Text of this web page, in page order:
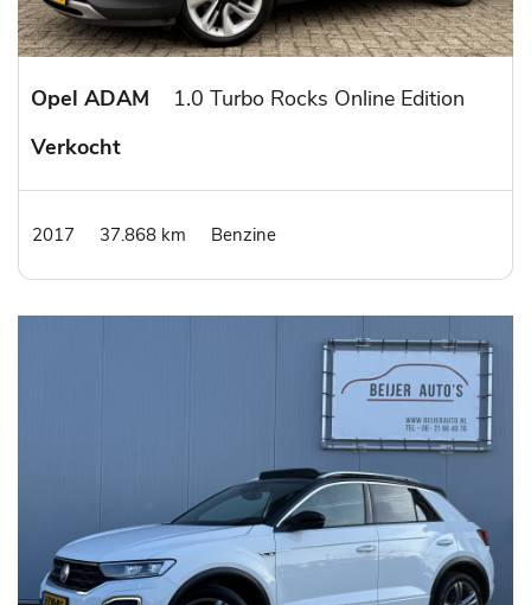
Opel ADAM
1.0 Turbo Rocks Online Edition
Verkocht
2017 37.868 km Benzine